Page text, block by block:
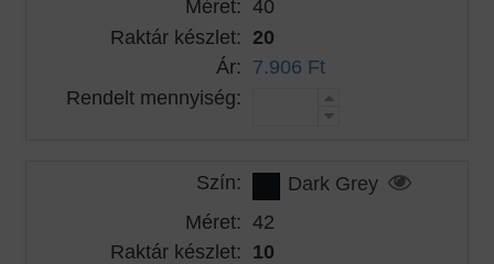
Méret: 40
Raktár készlet: 20
Ár: 7.906 Ft
Rendelt mennyiség:
Szín:
Dark Grey
Méret: 42
Raktár készlet: 10